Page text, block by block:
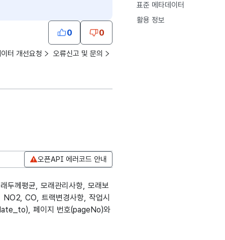
0 0
표준 메타데이터
활용 정보
터 개선요청 오류신고 및 문의
오픈API 에러코드 안내
두께평균, 모래관리사항, 모래보
CO, 트랙변경사항, 작업시
페이지 번호(pageNo)와